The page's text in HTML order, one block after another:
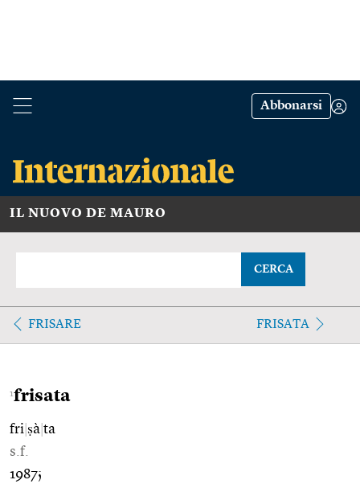
Abbonarsi
IL NUOVO DE MAURO
CERCA
FRISARE FRISATA
1frisata
fri ṣà ta
s.f.
1987;